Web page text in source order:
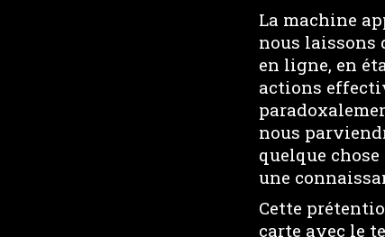
La machine
nous laissons
en ligne, en
actions
nous
quelque
une
Cette
carte avec le